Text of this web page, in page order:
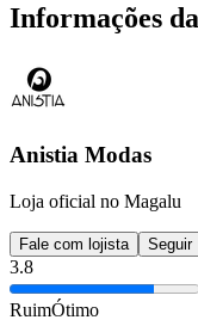
Informações
Anistia Modas
Loja oficial no Magalu
Fale com lojista Seguir
3.8
RuimÓtimo